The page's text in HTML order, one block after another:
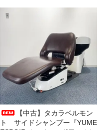
【中古】タカラベルモン
ト サイドシャンプー『YUME